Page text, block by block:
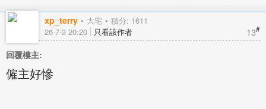
xp_terry 大宅 積分: 1611
13#
26-7-3 20:20 只看該作者
回覆樓主:
僱主好慘